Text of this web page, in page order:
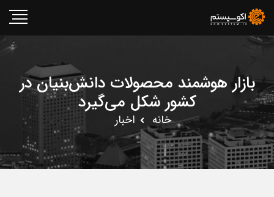
بازار هوشمند محصولات دانش‌بنیان در
کشور شکل می‌گیرد
خانه اخبار